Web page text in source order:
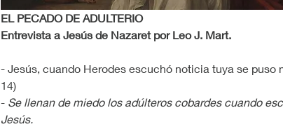
EL PECADO DE ADULTERIO
Entrevista a Jesús de Nazaret por Leo J. Mart.
- Jesús, cuando Herodes escuchó noticia tuya se puso
14)
- Se llenan de miedo los adúlteros cobardes cuando
Jesús.